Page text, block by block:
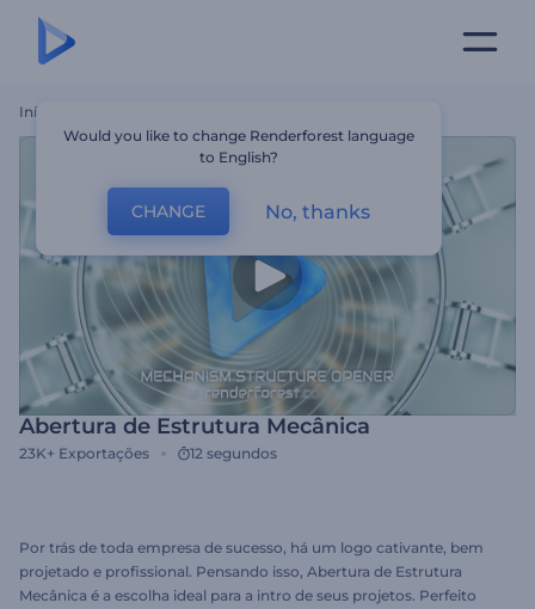
Início
Abertura de Estrutura Mecânica
23K+ Exportações 12 segundos
Por trás de toda empresa de sucesso, há um logo cativante, bem
projetado e profissional. Pensando isso, Abertura de Estrutura
Mecânica é a escolha ideal para a intro de seus projetos. Perfeito
Would you like to change Renderforest language
to English?
CHANGE No, thanks